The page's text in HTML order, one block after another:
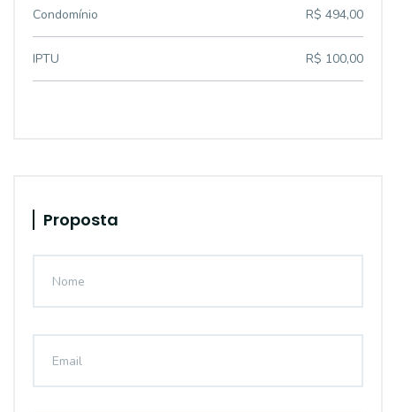
Condomínio R$ 494,00
IPTU R$ 100,00
Proposta